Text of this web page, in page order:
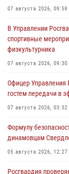
07 августа 2026, 09:59
В Управлении
спортивные
физкультурника
07 августа 2026, 09:30
Офицер Управления
гостем передачи в
07 августа 2026, 03:32
Формулу
динамовцам
05 августа 2026, 12:27
Росгвардия